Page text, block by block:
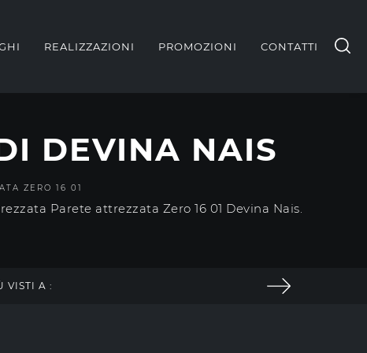
REALIZZAZIONI PROMOZIONI CONTATTI
DEVINA NAIS
ZERO 16 01
Parete attrezzata Zero 16 01 Devina Nais.
VISTI A :